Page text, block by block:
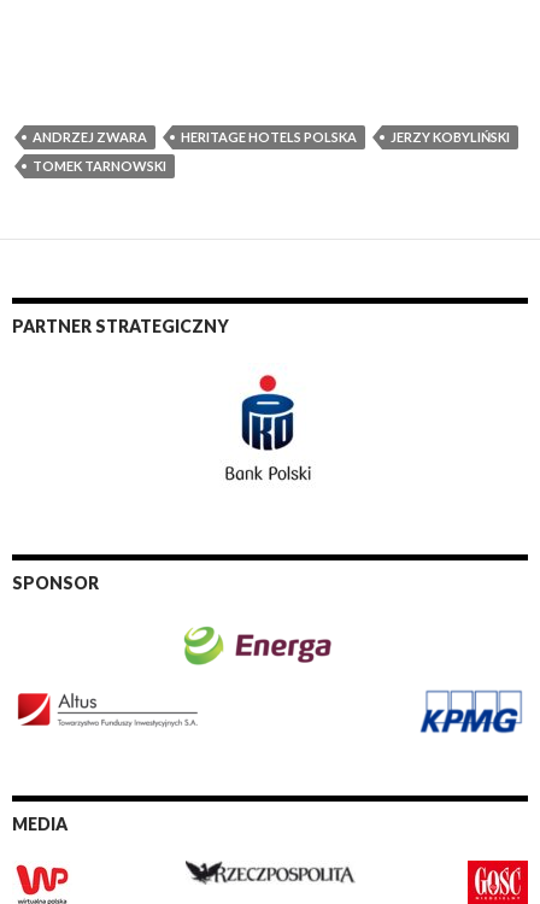
ANDRZEJ ZWARA HERITAGE HOTELS POLSKA
JERZY KOBYLIŃSKI
TOMEK TARNOWSKI
PARTNER STRATEGICZNY
SPONSOR
MEDIA